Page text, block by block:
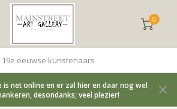
0
19e eeuwse kunstenaars
is net online en er zal hier en daar nog wel
desondanks; veel plezier!